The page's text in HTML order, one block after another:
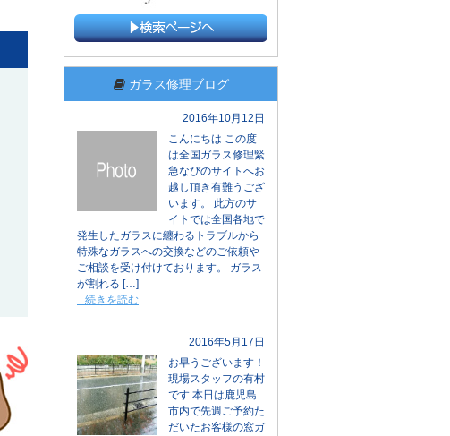
ガラス修理ブログ
2016年10月12日
こんにちは この度
は全国ガラス修理緊
急なびのサイトへお
越し頂き有難うござ
います。 此方のサ
イトでは全国各地で
発生したガラスに纏わるトラブルから
特殊なガラスへの交換などのご依頼や
ご相談を受け付けております。 ガラス
が割れる […]
...続きを読む
2016年5月17日
お早うございます！
現場スタッフの有村
です 本日は鹿児島
市内で先週ご予約た
だいたお客様の窓ガ